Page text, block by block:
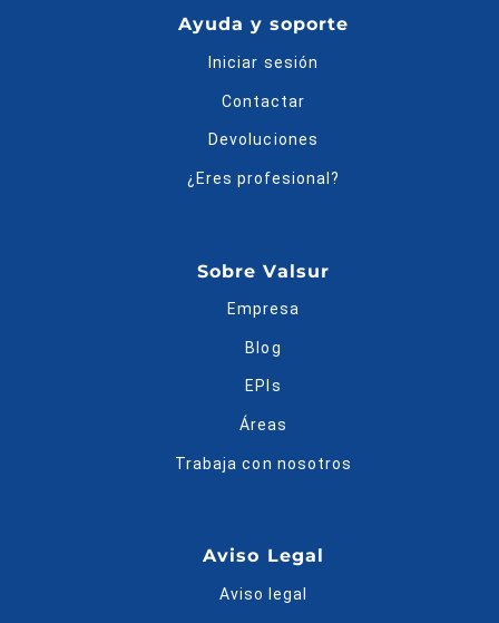
Ayuda y soporte
Iniciar sesión
Contactar
Devoluciones
¿Eres profesional?
Sobre Valsur
Empresa
Blog
EPIs
Áreas
Trabaja con nosotros
Aviso Legal
Aviso legal